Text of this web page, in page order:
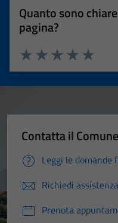
Quanto sono
pagina?
Valuta 5
Valuta 4
Valuta 3 stelle
Valuta 2 stelle su 5
Valuta 1 stelle su 5
Contatta il Comune
Leggi le domande
Richiedi assistenza
Prenota